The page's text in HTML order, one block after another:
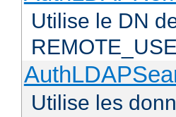
Utilise le DN
Utilise les